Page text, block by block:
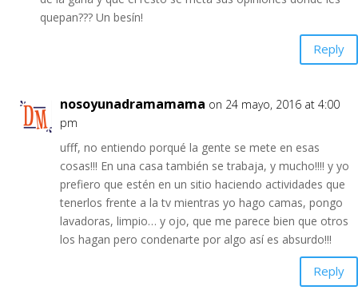
quepan??? Un besín!
Reply
nosoyunadramamama on 24 mayo, 2016 at 4:00
pm
ufff, no entiendo porqué la gente se mete en esas
cosas!!! En una casa también se trabaja, y mucho!!!! y yo
prefiero que estén en un sitio haciendo actividades que
tenerlos frente a la tv mientras yo hago camas, pongo
lavadoras, limpio… y ojo, que me parece bien que otros
los hagan pero condenarte por algo así es absurdo!!!
Reply